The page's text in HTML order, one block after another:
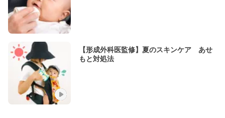
【形成外科医監修】夏のスキンケア あせ
もと対処法